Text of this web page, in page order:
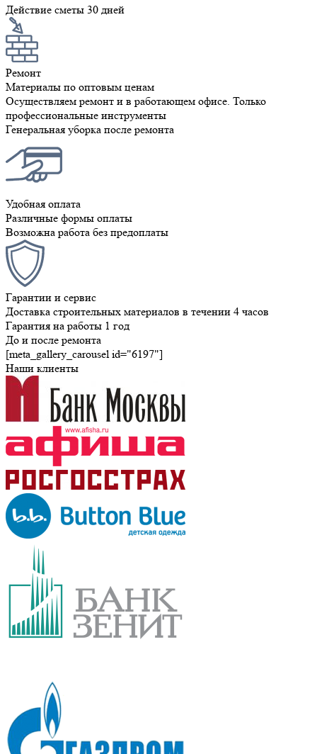
Действие сметы 30 дней
Ремонт
Материалы по оптовым ценам
Осуществляем ремонт и в работающем офисе. Только
профессиональные инструменты
Генеральная уборка после ремонта
Удобная оплата
Различные формы оплаты
Возможна работа без предоплаты
Гарантии и сервис
Доставка строительных материалов в течении 4 часов
Гарантия на работы 1 год
До и после ремонта
[meta_gallery_carousel id="6197"]
Наши клиенты